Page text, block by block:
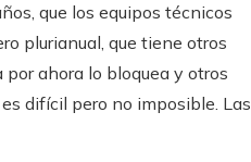
que los equipos técnicos
plurianual, que tiene otros
ahora lo bloquea y otros
difícil pero no imposible. Las